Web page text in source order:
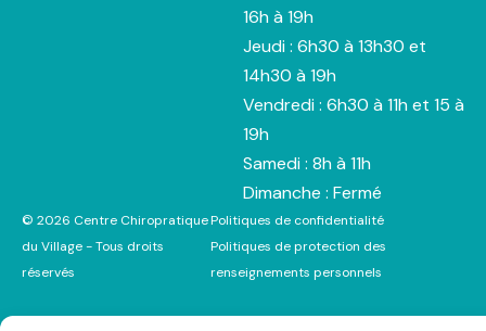
16h à 19h
Jeudi : 6h30 à 13h30 et
14h30 à 19h
Vendredi : 6h30 à 11h et 15 à
19h
Samedi : 8h à 11h
Dimanche : Fermé
© 2026 Centre Chiropratique
du Village - Tous droits
réservés
Politiques de confidentialité
Politiques de protection des
renseignements personnels